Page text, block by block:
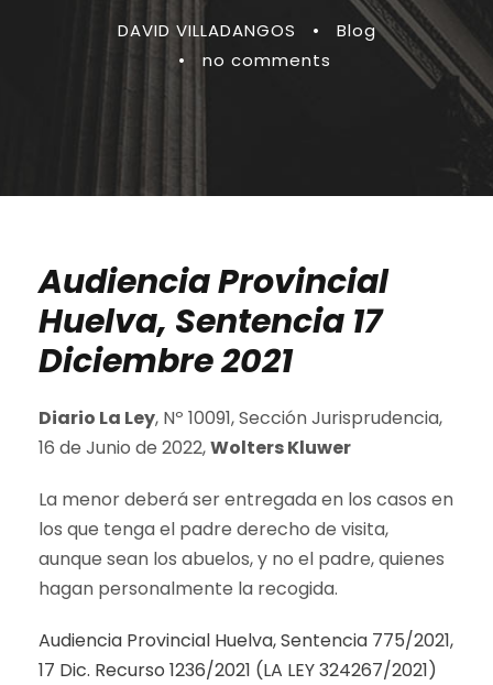
DAVID VILLADANGOS •
Blog
•
no comments
Audiencia Provincial
Huelva, Sentencia 17
Diciembre 2021
Diario La Ley, Nº 10091, Sección Jurisprudencia,
16 de Junio de 2022,Wolters Kluwer
La menor deberá ser entregada en los casos en
los que tenga el padre derecho de visita,
aunque sean los abuelos, y no el padre, quienes
hagan personalmente la recogida.
Audiencia Provincial Huelva, Sentencia 775/2021,
17 Dic. Recurso 1236/2021 (LA LEY 324267/2021)